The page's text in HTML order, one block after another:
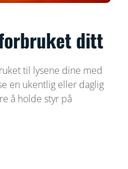
ditt
til lysene dine med
en ukentlig eller daglig
å holde styr på